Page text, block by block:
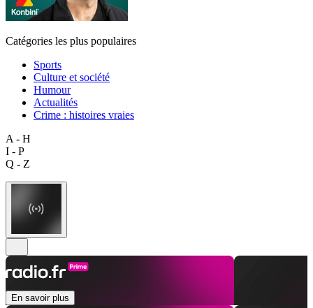
Catégories les plus populaires
Sports
Culture et société
Humour
Actualités
Crime : histoires vraies
A - H
I - P
Q - Z
En savoir plus